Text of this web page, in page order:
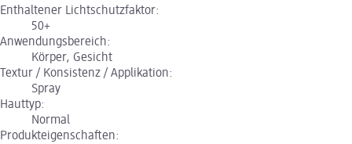
Enthaltener Lichtschutzfaktor:
50+
Anwendungsbereich:
Körper, Gesicht
Textur / Konsistenz / Applikation:
Spray
Hauttyp:
Normal
Produkteigenschaften: